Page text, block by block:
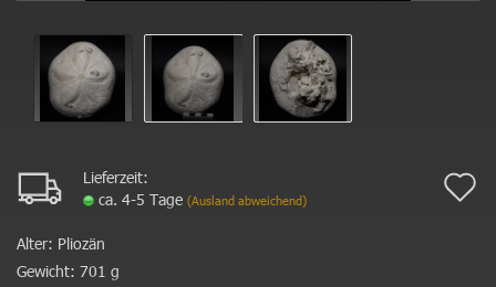
Lieferzeit:
ca. 4-5 Tage (Ausland abweichend)
Alter: Pliozän
Gewicht: 701 g